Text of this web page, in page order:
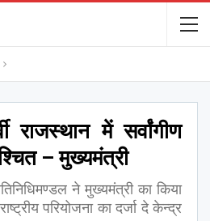
राजस्थान में सर्वांगीण
– मुख्यमंत्री
ने मुख्यमंत्री का किया
परियोजना का दर्जा दे केन्द्र